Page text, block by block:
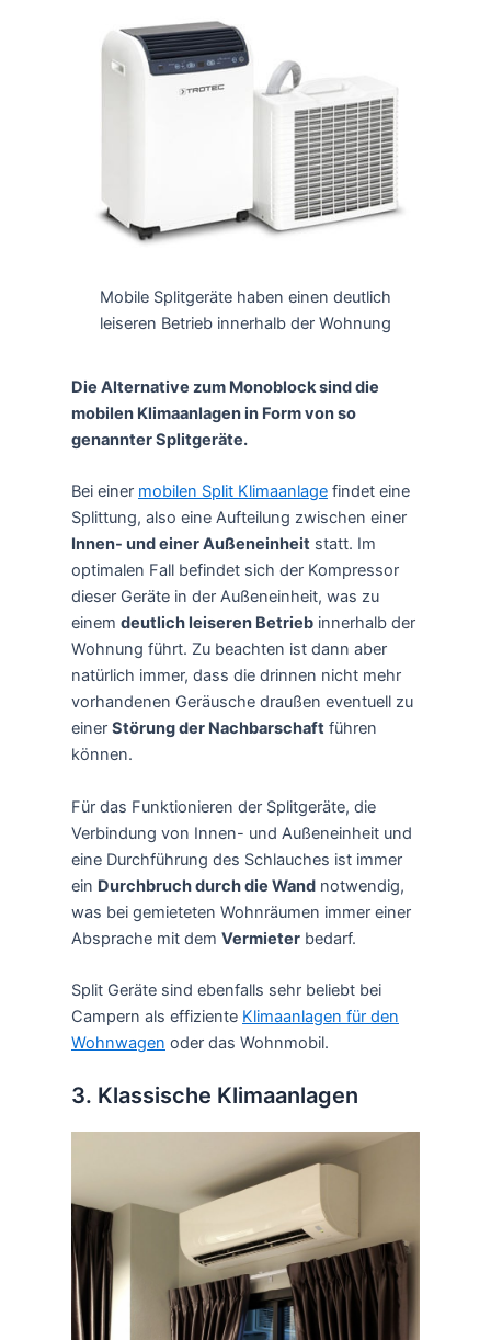
Mobile Splitgeräte haben einen deutlich
leiseren Betrieb innerhalb der Wohnung
Die Alternative zum Monoblock sind die
mobilen Klimaanlagen in Form von so
genannter Splitgeräte.
Bei einer mobilen Split Klimaanlage findet eine
Splittung, also eine Aufteilung zwischen einer
Innen- und einer Außeneinheit statt. Im
optimalen Fall befindet sich der Kompressor
dieser Geräte in der Außeneinheit, was zu
einem deutlich leiseren Betrieb innerhalb der
Wohnung führt. Zu beachten ist dann aber
natürlich immer, dass die drinnen nicht mehr
vorhandenen Geräusche draußen eventuell zu
einer Störung der Nachbarschaft führen
können.
Für das Funktionieren der Splitgeräte, die
Verbindung von Innen- und Außeneinheit und
eine Durchführung des Schlauches ist immer
ein Durchbruch durch die Wand notwendig,
was bei gemieteten Wohnräumen immer einer
Absprache mit dem Vermieter bedarf.
Split Geräte sind ebenfalls sehr beliebt bei
Campern als effiziente Klimaanlagen für den
Wohnwagen oder das Wohnmobil.
3. Klassische Klimaanlagen